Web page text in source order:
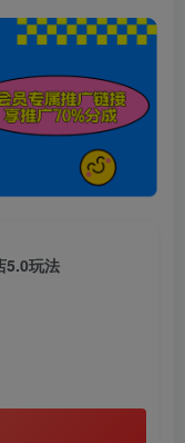
5.0玩法